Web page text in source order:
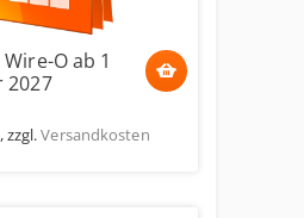
O ab 1
2027
,zzgl.Versandkosten